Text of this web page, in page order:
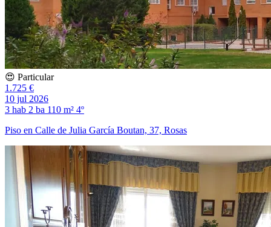
😍 Particular
1.725 €
10 jul 2026
3 hab 2 ba 110 m² 4º
Piso en Calle de Julia García Boutan, 37, Rosas